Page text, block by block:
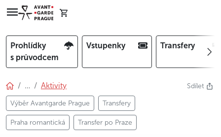
Prohlídky
s průvodcem
Vstupenky Transfery
… Aktivity
Výběr Avantgarde Prague Transfery
Praha romantická Transfer po Praze
Sdílet